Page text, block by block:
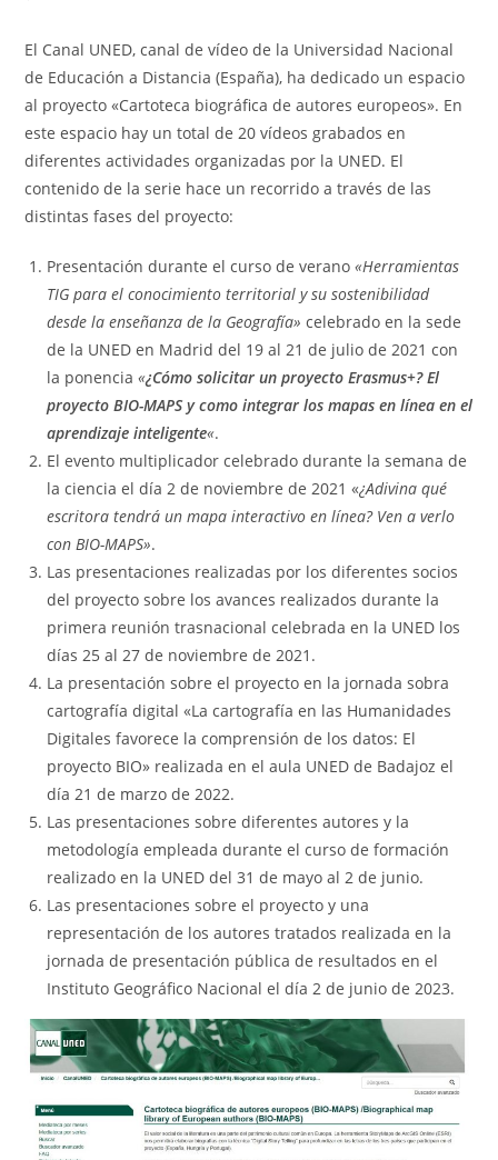
la
El Canal UNED, canal de vídeo de la Universidad Nacional
de Educación a Distancia (España), ha dedicado un espacio
al proyecto «Cartoteca biográfica de autores europeos». En
este espacio hay un total de 20 vídeos grabados en
diferentes actividades organizadas por la UNED. El
contenido de la serie hace un recorrido a través de las
distintas fases del proyecto:
Presentación durante el curso de verano«Herramientas
TIG para el conocimiento territorial y su sostenibilidad
desde la enseñanza de la Geografía» celebrado en la sede
de la UNED en Madrid del 19 al 21 de julio de 2021 con
la ponencia«¿Cómo solicitar un proyecto Erasmus+? El
proyecto BIO-MAPS y como integrar los mapas en línea en el
aprendizaje inteligente«.
El evento multiplicador celebrado durante la semana de
la ciencia el día 2 de noviembre de 2021 «¿Adivina qué
escritora tendrá un mapa interactivo en línea? Ven a verlo
con BIO-MAPS».
Las presentaciones realizadas por los diferentes socios
del proyecto sobre los avances realizados durante la
primera reunión trasnacional celebrada en la UNED los
días 25 al 27 de noviembre de 2021.
La presentación sobre el proyecto en la jornada sobra
cartografía digital «La cartografía en las Humanidades
Digitales favorece la comprensión de los datos: El
proyecto BIO» realizada en el aula UNED de Badajoz el
día 21 de marzo de 2022.
Las presentaciones sobre diferentes autores y la
metodología empleada durante el curso de formación
realizado en la UNED del 31 de mayo al 2 de junio.
Las presentaciones sobre el proyecto y una
representación de los autores tratados realizada en la
jornada de presentación pública de resultados en el
Instituto Geográfico Nacional el día 2 de junio de 2023.